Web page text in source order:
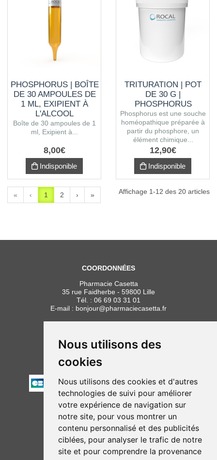
Nous utilisons des
cookies
Nous utilisons des cookies et d'autres
technologies de suivi pour améliorer
votre expérience de navigation sur
notre site, pour vous montrer un
contenu personnalisé et des publicités
ciblées, pour analyser le trafic de notre
site et pour comprendre la provenance
PHOSPHORUS | BOÎTE
DE 30 AMPOULES DE
1 ML, EXIPIENT À
L'ALCOOL
Boîte de 30 ampoules de 1
ml, Exipient à...
8,00€
Indisponible
TRITURATION | POT
DE 30 G |
PHOSPHORUS
Phosphorus est une souche
homéopathique préparée à
partir du phosphore, un
élément chimique...
12,90€
Indisponible
« ‹ 1 2 › » Affichage 1-12 des 20 articles
COORDONNÉES
Pharmacie Casetta
35 rue Faidherbe - 59800 Lille
Tél. : 06 69 03 31 01
E-mail : bonjour@pharmaciecasetta.fr
HORAIRES
Lundi au vendredi : 8h30 à 19h30
Samedi : 9h00 à 19h30
PAIEMENT
NOUS SUIVRE